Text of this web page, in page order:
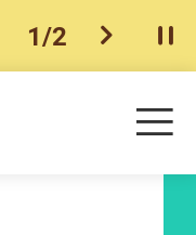
上一个
1/2 下一个开
目